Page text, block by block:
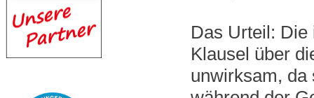
Das Urteil:
Klausel über
unwirksam, da